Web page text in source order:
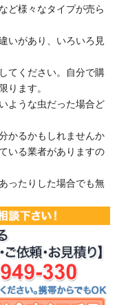
ど様々なタイプが売ら
いがあり、いろいろ見
てください。自分で購
ります。
ような虫だった場合ど
かるかもしれませんか
いる業者がありますの
ったりした場合でも無